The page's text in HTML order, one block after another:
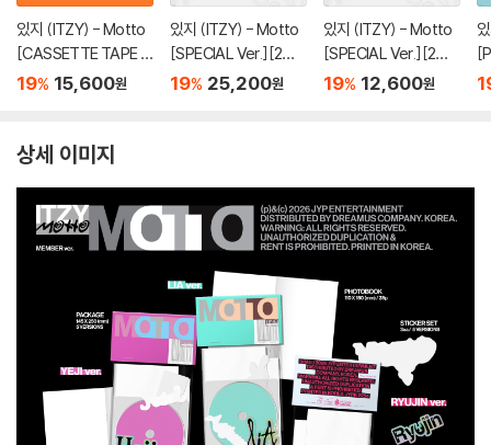
있지 (ITZY) - Motto
[CASSETTE TAPE V
er.]
19% 15,600원
있지 (ITZY) - Motto
[SPECIAL Ver.][2종
SET]
19% 25,200원
있지 (ITZY) - Motto
[SPECIAL Ver.][2종
중 1종 랜덤발송]
19% 12,600원
상세 이미지